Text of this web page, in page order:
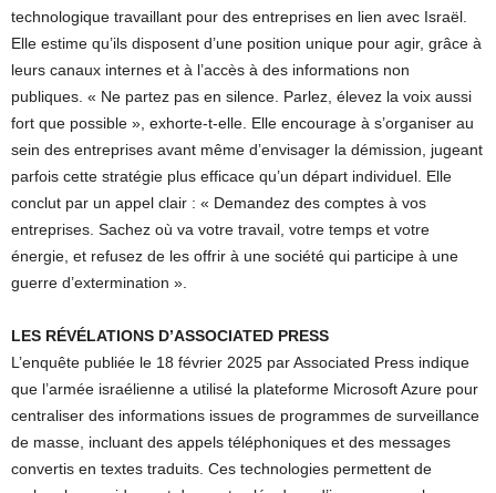
technologique travaillant pour des entreprises en lien avec Israël.
Elle estime qu’ils disposent d’une position unique pour agir, grâce à
leurs canaux internes et à l’accès à des informations non
publiques. « Ne partez pas en silence. Parlez, élevez la voix aussi
fort que possible », exhorte-t-elle. Elle encourage à s’organiser au
sein des entreprises avant même d’envisager la démission, jugeant
parfois cette stratégie plus efficace qu’un départ individuel. Elle
conclut par un appel clair : « Demandez des comptes à vos
entreprises. Sachez où va votre travail, votre temps et votre
énergie, et refusez de les offrir à une société qui participe à une
guerre d’extermination ».
LES RÉVÉLATIONS D’ASSOCIATED PRESS
L’enquête publiée le 18 février 2025 par Associated Press indique
que l’armée israélienne a utilisé la plateforme Microsoft Azure pour
centraliser des informations issues de programmes de surveillance
de masse, incluant des appels téléphoniques et des messages
convertis en textes traduits. Ces technologies permettent de